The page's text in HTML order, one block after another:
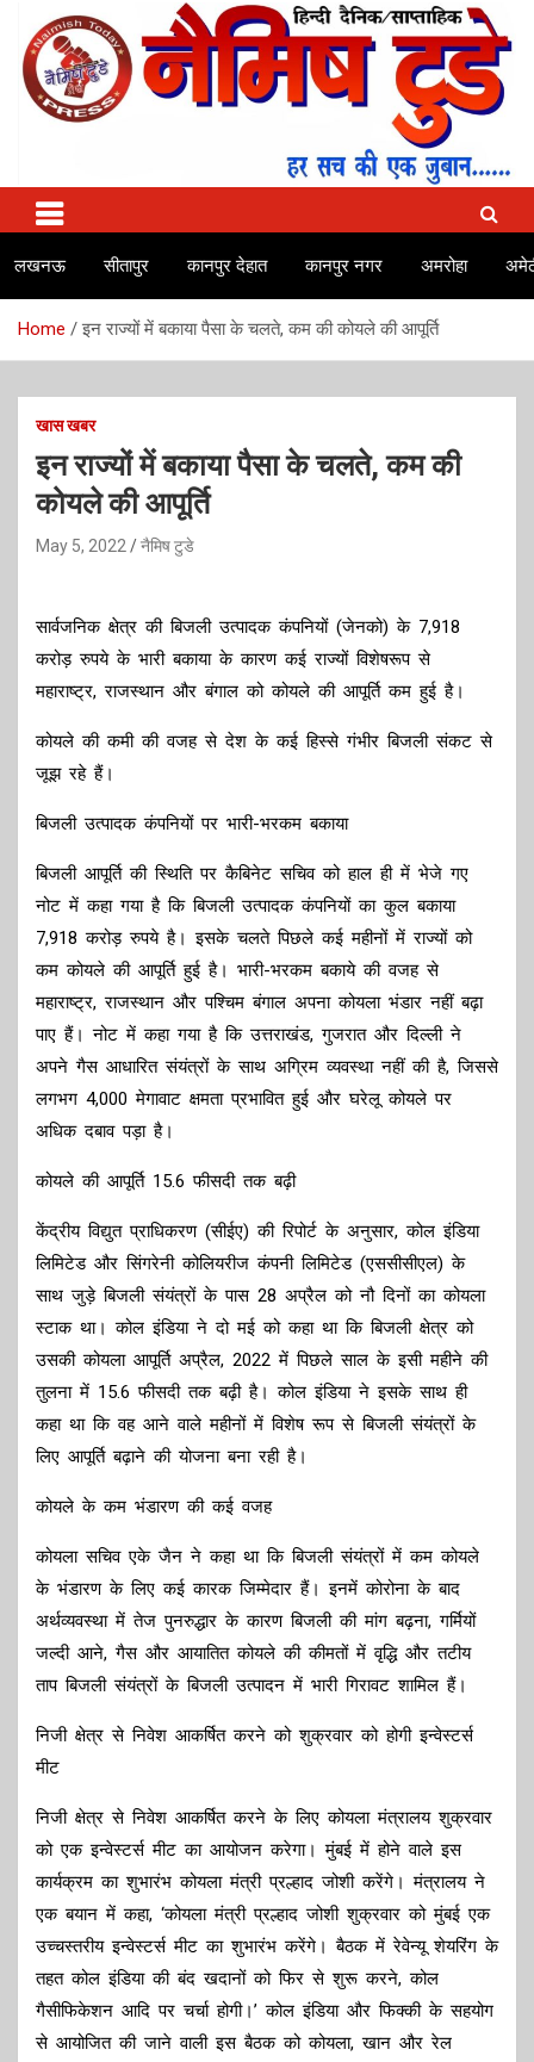
content
Naimish Today
No.1 news channel of India
लखनऊ सीतापुर कानपुर देहात कानपुर नगर अमरोहा
Home इन राज्यों में बकाया पैसा के चलते, कम की कोयले की आपूर्ति
खास खबर
इन राज्यों में बकाया पैसा के चलते, कम की
कोयले की आपूर्ति
May 5, 2022 नैमिष टुडे
सार्वजनिक क्षेत्र की बिजली उत्पादक कंपनियों (जेनको) के 7,918
करोड़ रुपये के भारी बकाया के कारण कई राज्यों विशेषरूप से
महाराष्ट्र, राजस्थान और बंगाल को कोयले की आपूर्ति कम हुई है।
कोयले की कमी की वजह से देश के कई हिस्से गंभीर बिजली संकट से
जूझ रहे हैं।
बिजली उत्पादक कंपनियों पर भारी-भरकम बकाया
बिजली आपूर्ति की स्थिति पर कैबिनेट सचिव को हाल ही में भेजे गए
नोट में कहा गया है कि बिजली उत्पादक कंपनियों का कुल बकाया
7,918 करोड़ रुपये है। इसके चलते पिछले कई महीनों में राज्यों को
कम कोयले की आपूर्ति हुई है। भारी-भरकम बकाये की वजह से
महाराष्ट्र, राजस्थान और पश्चिम बंगाल अपना कोयला भंडार नहीं बढ़ा
पाए हैं। नोट में कहा गया है कि उत्तराखंड, गुजरात और दिल्ली ने
अपने गैस आधारित संयंत्रों के साथ अग्रिम व्यवस्था नहीं की है, जिससे
लगभग 4,000 मेगावाट क्षमता प्रभावित हुई और घरेलू कोयले पर
अधिक दबाव पड़ा है।
कोयले की आपूर्ति 15.6 फीसदी तक बढ़ी
केंद्रीय विद्युत प्राधिकरण (सीईए) की रिपोर्ट के अनुसार, कोल इंडिया
लिमिटेड और सिंगरेनी कोलियरीज कंपनी लिमिटेड (एससीसीएल) के
साथ जुड़े बिजली संयंत्रों के पास 28 अप्रैल को नौ दिनों का कोयला
स्टाक था। कोल इंडिया ने दो मई को कहा था कि बिजली क्षेत्र को
उसकी कोयला आपूर्ति अप्रैल, 2022 में पिछले साल के इसी महीने की
तुलना में 15.6 फीसदी तक बढ़ी है। कोल इंडिया ने इसके साथ ही
कहा था कि वह आने वाले महीनों में विशेष रूप से बिजली संयंत्रों के
लिए आपूर्ति बढ़ाने की योजना बना रही है।
कोयले के कम भंडारण की कई वजह
कोयला सचिव एके जैन ने कहा था कि बिजली संयंत्रों में कम कोयले
के भंडारण के लिए कई कारक जिम्मेदार हैं। इनमें कोरोना के बाद
अर्थव्यवस्था में तेज पुनरुद्धार के कारण बिजली की मांग बढ़ना, गर्मियों
जल्दी आने, गैस और आयातित कोयले की कीमतों में वृद्धि और तटीय
ताप बिजली संयंत्रों के बिजली उत्पादन में भारी गिरावट शामिल हैं।
निजी क्षेत्र से निवेश आकर्षित करने को शुक्रवार को होगी इन्वेस्टर्स
मीट
निजी क्षेत्र से निवेश आकर्षित करने के लिए कोयला मंत्रालय शुक्रवार
को एक इन्वेस्टर्स मीट का आयोजन करेगा। मुंबई में होने वाले इस
कार्यक्रम का शुभारंभ कोयला मंत्री प्रल्हाद जोशी करेंगे। मंत्रालय ने
एक बयान में कहा, ‘कोयला मंत्री प्रल्हाद जोशी शुक्रवार को मुंबई एक
उच्चस्तरीय इन्वेस्टर्स मीट का शुभारंभ करेंगे। बैठक में रेवेन्यू शेयरिंग के
तहत कोल इंडिया की बंद खदानों को फिर से शुरू करने, कोल
गैसीफिकेशन आदि पर चर्चा होगी।’ कोल इंडिया और फिक्की के सहयोग
से आयोजित की जाने वाली इस बैठक को कोयला, खान और रेल